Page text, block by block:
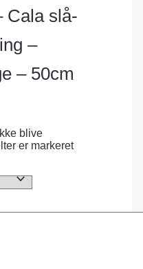
Cala slå-
–
– 50cm
blive
er markeret